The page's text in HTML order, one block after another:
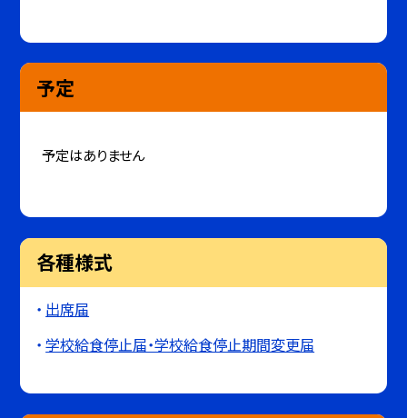
予定
予定はありません
各種様式
出席届
学校給食停止届・学校給食停止期間変更届